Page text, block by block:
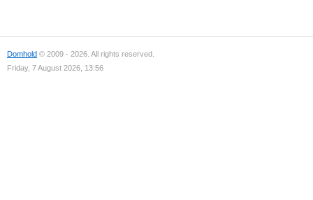
Domhold © 2009 - 2026. All rights reserved.
Friday, 7 August 2026, 13:56